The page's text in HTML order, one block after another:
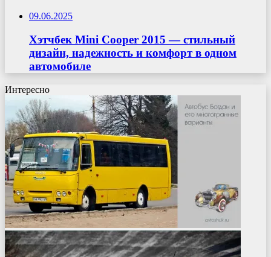
09.06.2025
Хэтчбек Mini Cooper 2015 — стильный
дизайн, надежность и комфорт в одном
автомобиле
Интересно